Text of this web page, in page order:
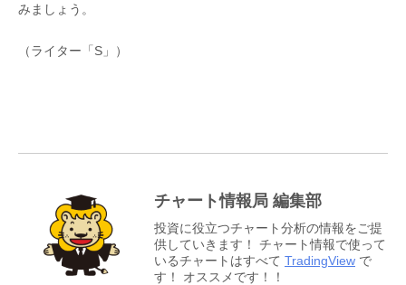
みましょう。
（ライター「S」）
チャート情報局 編集部
投資に役立つチャート分析の情報をご提
供していきます！ チャート情報で使って
いるチャートはすべて TradingView で
す！ オススメです！！